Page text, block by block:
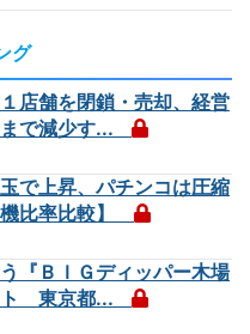
グ
店舗を閉鎖・売却、経営
で減少す...
で上昇、パチンコは圧縮
比率比較】
『ＢＩＧディッパー木場
ト 東京都...